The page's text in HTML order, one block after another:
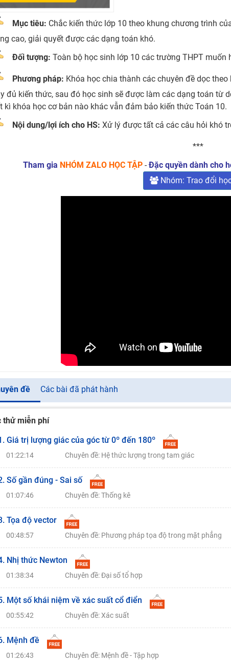
Mục tiêu: Chắc kiến thức lớp 10 theo khung chương trình
cao, giải quyết được các dạng toán khó.
Đối tượng: Toàn bộ học sinh lớp 10 các trường THPT muốn
Phương pháp: Khóa học chia thành các chuyên đề dọc
đủ kiến thức, sau đó học sinh sẽ được làm các dạng toán từ
kì khóa học cơ bản nào khác vẫn đảm bảo kiến thức Toán 10.
Nội dung/lợi ích cho HS: Xử lý được tất cả các câu hỏi khó
***
Tham gia NHÓM ZALO HỌC TẬP-Đặc quyền dành cho
Nhóm: Trao đổi
đề Các bài đã phát hành
thử miễn phí
Giá trị lượng giác của góc từ 0º đến 180º
01:22:14 Chuyên đề: Hệ thức lượng trong tam giác
Số gần đúng - Sai số
01:07:46 Chuyên đề: Thống kê
Tọa độ vector
00:48:57 Chuyên đề: Phương pháp tọa độ trong mặt phẳng
Nhị thức Newton
01:38:34 Chuyên đề: Đại số tổ hợp
Một số khái niệm về xác suất cổ điển
00:55:42 Chuyên đề: Xác suất
Mệnh đề
01:26:43 Chuyên đề: Mệnh đề - Tập hợp